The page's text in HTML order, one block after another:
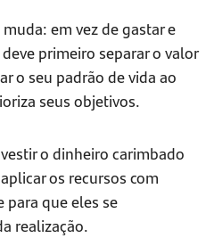
em vez de gastar e
primeiro separar o valor
o seu padrão de vida ao
seus objetivos.
o dinheiro carimbado
os recursos com
para que eles se
realização.